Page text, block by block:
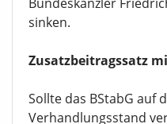
zusammen. Diese solle
sinken.
Zusatzbeitragssatz